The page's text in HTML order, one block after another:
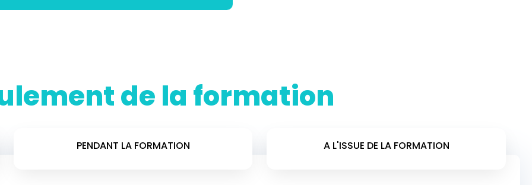
de la formation
PENDANT LA FORMATION A L'ISSUE DE LA FORMATION